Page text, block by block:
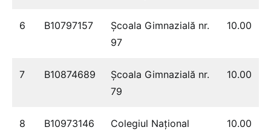
6 B10797157
Școala Gimnazială nr.
97
10.00
7 B10874689
Școala Gimnazială nr.
79
10.00
8 B10973146
Colegiul Naţional
10.00